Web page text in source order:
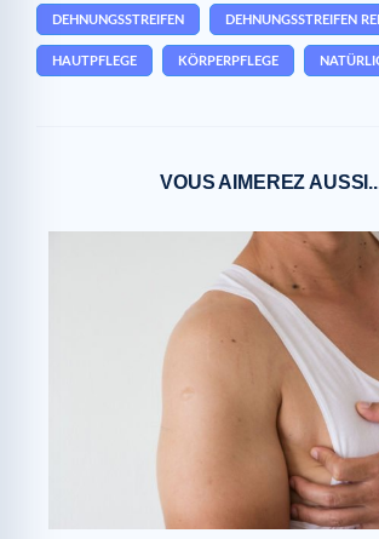
DEHNUNGSSTREIFEN DEHNUNGSSTREIFEN
HAUTPFLEGE KÖRPERPFLEGE
VOUS AIMEREZ